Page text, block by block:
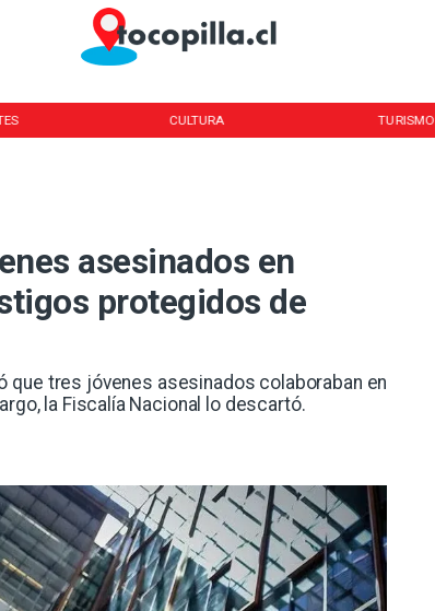
CULTURA TURISMO
asesinados en
protegidos de
que tres jóvenes asesinados colaboraban en
la Fiscalía Nacional lo descartó.